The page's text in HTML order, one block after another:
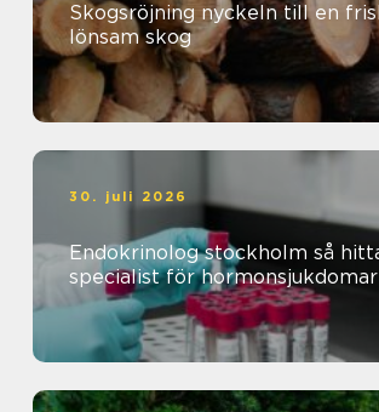
Skogsröjning nyckeln till en frisk och
lönsam skog
30. juli 2026
Endokrinolog stockholm så hittar du rätt
specialist för hormonsjukdomar